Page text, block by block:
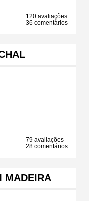
120 avaliações
36 comentários
79 avaliações
28 comentários
MADEIRA